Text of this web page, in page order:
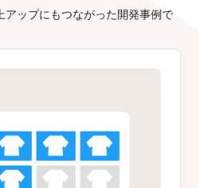
アップにもつながった開発事例で